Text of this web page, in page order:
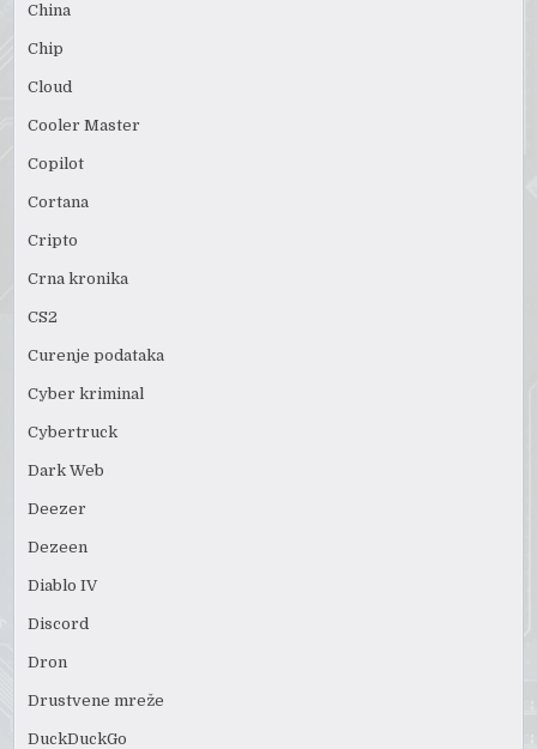
China
Chip
Cloud
Cooler Master
Copilot
Cortana
Cripto
Crna kronika
CS2
Curenje podataka
Cyber kriminal
Cybertruck
Dark Web
Deezer
Dezeen
Diablo IV
Discord
Dron
Drustvene mreže
DuckDuckGo